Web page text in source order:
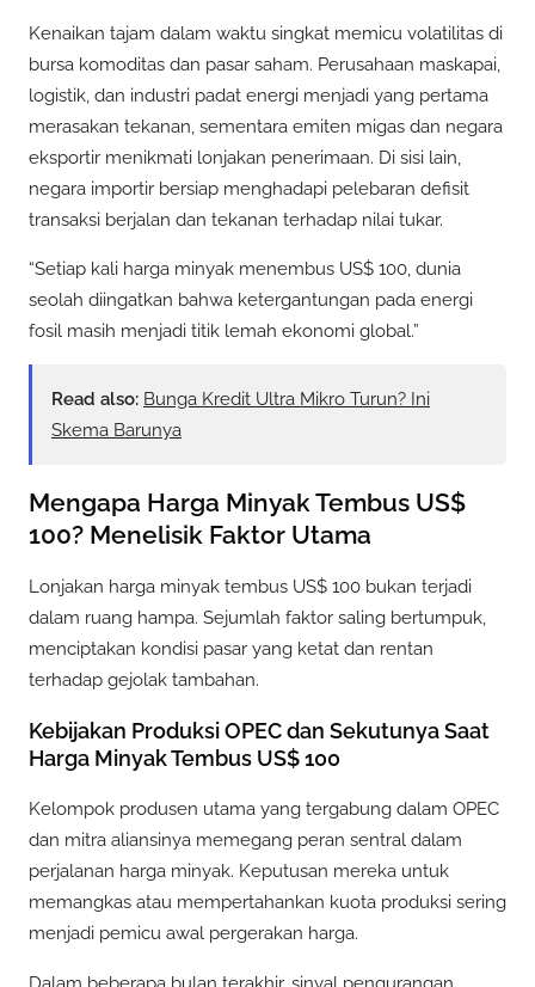
Kenaikan tajam dalam waktu singkat memicu volatilitas di
bursa komoditas dan pasar saham. Perusahaan maskapai,
logistik, dan industri padat energi menjadi yang pertama
merasakan tekanan, sementara emiten migas dan negara
eksportir menikmati lonjakan penerimaan. Di sisi lain,
negara importir bersiap menghadapi pelebaran defisit
transaksi berjalan dan tekanan terhadap nilai tukar.
“Setiap kali harga minyak menembus US$ 100, dunia
seolah diingatkan bahwa ketergantungan pada energi
fosil masih menjadi titik lemah ekonomi global.”
Read also: Bunga Kredit Ultra Mikro Turun? Ini
Skema Barunya
Mengapa Harga Minyak Tembus US$
100? Menelisik Faktor Utama
Lonjakan harga minyak tembus US$ 100 bukan terjadi
dalam ruang hampa. Sejumlah faktor saling bertumpuk,
menciptakan kondisi pasar yang ketat dan rentan
terhadap gejolak tambahan.
Kebijakan Produksi OPEC dan Sekutunya Saat
Harga Minyak Tembus US$ 100
Kelompok produsen utama yang tergabung dalam OPEC
dan mitra aliansinya memegang peran sentral dalam
perjalanan harga minyak. Keputusan mereka untuk
memangkas atau mempertahankan kuota produksi sering
menjadi pemicu awal pergerakan harga.